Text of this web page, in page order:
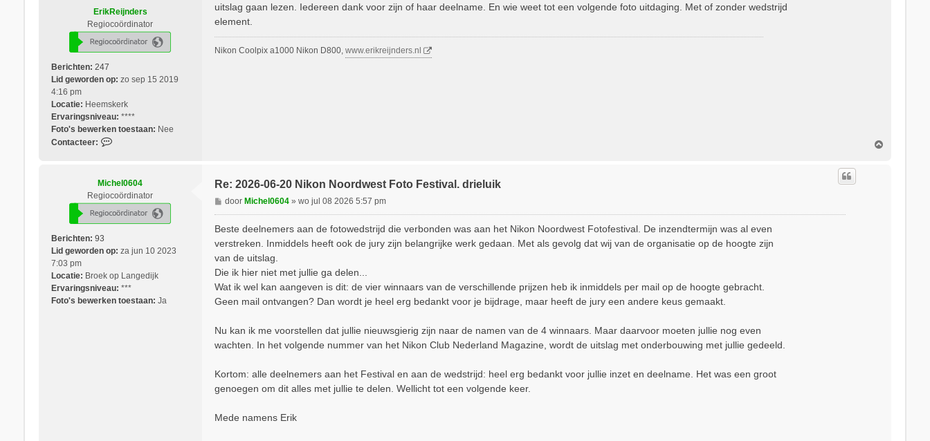
ErikReijnders
Regiocoördinator
Berichten: 247
Lid geworden op: zo sep 15 2019
4:16 pm
Locatie: Heemskerk
Ervaringsniveau: ****
Foto's bewerken toestaan: Nee
Contacteer:
c
t
r
r
i
k
c
h
t
uitslag gaan lezen. Iedereen dank voor zijn of haar deelname. En wie weet tot een volgende foto uitdaging. Met of zonder wedstrijd
element.
Nikon Coolpix a1000 Nikon D800, www.erikreijnders.nl
Michel0604
Regiocoördinator
Berichten: 93
Lid geworden op: za jun 10 2023
7:03 pm
Locatie: Broek op Langedijk
Ervaringsniveau: ***
Foto's bewerken toestaan: Ja
Re: 2026-06-20 Nikon Noordwest Foto Festival. drieluik
B
e
c
h
t
doorMichel0604 »wo jul 08 2026 5:57 pm
Beste deelnemers aan de fotowedstrijd die verbonden was aan het Nikon Noordwest Fotofestival. De inzendtermijn was al even
verstreken. Inmiddels heeft ook de jury zijn belangrijke werk gedaan. Met als gevolg dat wij van de organisatie op de hoogte zijn
van de uitslag.
Die ik hier niet met jullie ga delen...
Wat ik wel kan aangeven is dit: de vier winnaars van de verschillende prijzen heb ik inmiddels per mail op de hoogte gebracht.
Geen mail ontvangen? Dan wordt je heel erg bedankt voor je bijdrage, maar heeft de jury een andere keus gemaakt.
Nu kan ik me voorstellen dat jullie nieuwsgierig zijn naar de namen van de 4 winnaars. Maar daarvoor moeten jullie nog even
wachten. In het volgende nummer van het Nikon Club Nederland Magazine, wordt de uitslag met onderbouwing met jullie gedeeld.
Kortom: alle deelnemers aan het Festival en aan de wedstrijd: heel erg bedankt voor jullie inzet en deelname. Het was een groot
genoegen om dit alles met jullie te delen. Wellicht tot een volgende keer.
Mede namens Erik